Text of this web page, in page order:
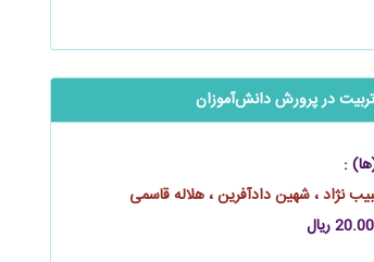
در پرورش دانش‌آموزان
:
‌نژاد ، شهین دادآفرین ، هلاله قاسمی